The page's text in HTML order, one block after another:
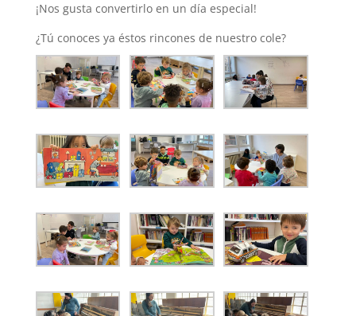
¡Nos gusta convertirlo en un día especial!
¿Tú conoces ya éstos rincones de nuestro cole?